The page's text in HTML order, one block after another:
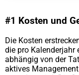
#1 Kosten und
Die Kosten
die pro Kalenderjahr
abhängig von der
aktives